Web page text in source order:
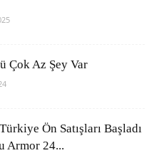
Çok Az Şey Var
Ön Satışları Başladı
Armor 24...